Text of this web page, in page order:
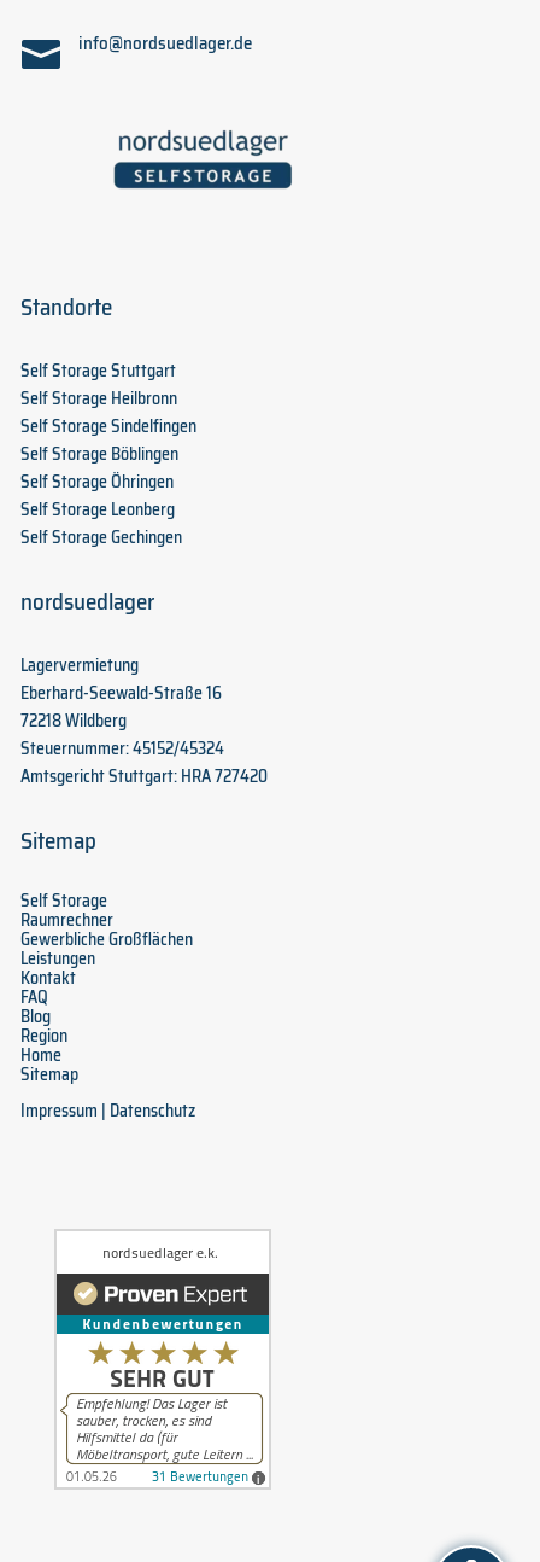
 info@nordsuedlager.de
Standorte
Self Storage Stuttgart
Self Storage Heilbronn
Self Storage Sindelfingen
Self Storage Böblingen
Self Storage Öhringen
Self Storage Leonberg
Self Storage Gechingen
nordsuedlager
Lagervermietung
Eberhard-Seewald-Straße 16
72218 Wildberg
Steuernummer: 45152/45324
Amtsgericht Stuttgart: HRA 727420
Sitemap
Self Storage
Raumrechner
Gewerbliche Großflächen
Leistungen
Kontakt
FAQ
Blog
Region
Home
Sitemap
Impressum | Datenschutz